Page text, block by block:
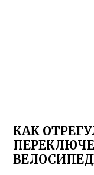
КАК